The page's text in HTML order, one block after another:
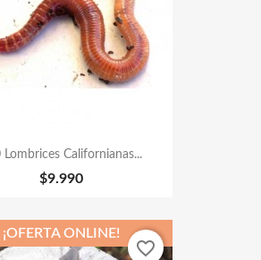
Lombrices Californianas...
$9.990
¡OFERTA ONLINE!
favorite_border